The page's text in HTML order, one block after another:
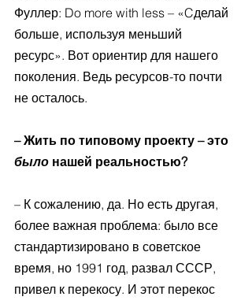
Фуллер: Do more with less – «Cделай
больше, используя меньший
ресурс». Вот ориентир для нашего
поколения. Ведь ресурсов-то почти
не осталось.
– Жить по типовому проекту – это
было нашей реальностью?
– К сожалению, да. Но есть другая,
более важная проблема: было все
стандартизировано в советское
время, но 1991 год, развал СССР,
привел к перекосу. И этот перекос